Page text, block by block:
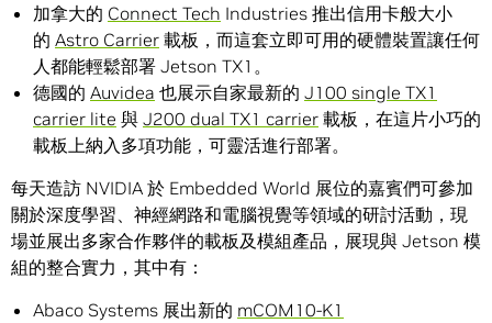
加拿大的 Connect Tech Industries 推出信用卡般大小
的 Astro Carrier 載板，而這套立即可用的硬體裝置讓任何
人都能輕鬆部署 Jetson TX1。
德國的 Auvidea 也展示自家最新的 J100 single TX1
carrier lite 與 J200 dual TX1 carrier 載板，在這片小巧的
載板上納入多項功能，可靈活進行部署。
每天造訪 NVIDIA 於 Embedded World 展位的嘉賓們可參加
關於深度學習、神經網路和電腦視覺等領域的研討活動，現
場並展出多家合作夥伴的載板及模組產品，展現與 Jetson 模
組的整合實力，其中有：
Abaco Systems 展出新的 mCOM10-K1